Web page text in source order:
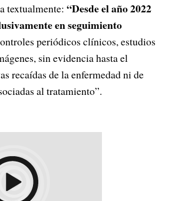
textualmente: “Desde el año 2022
en seguimiento
periódicos clínicos, estudios
sin evidencia hasta el
recaídas de la enfermedad ni de
al tratamiento”.